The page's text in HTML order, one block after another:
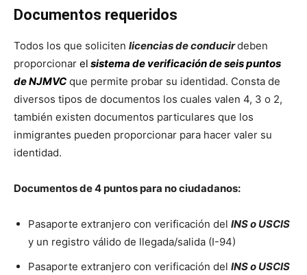
Documentos requeridos
Todos los que soliciten licencias de conducirdeben
proporcionar el sistema de verificación de seis puntos
de NJMVC que permite probar su identidad. Consta de
diversos tipos de documentos los cuales valen 4, 3 o 2,
también existen documentos particulares que los
inmigrantes pueden proporcionar para hacer valer su
identidad.
Documentos de 4 puntos para no ciudadanos:
Pasaporte extranjero con verificación del INS o USCIS
y un registro válido de llegada/salida (I-94)
Pasaporte extranjero con verificación del INS o USCIS